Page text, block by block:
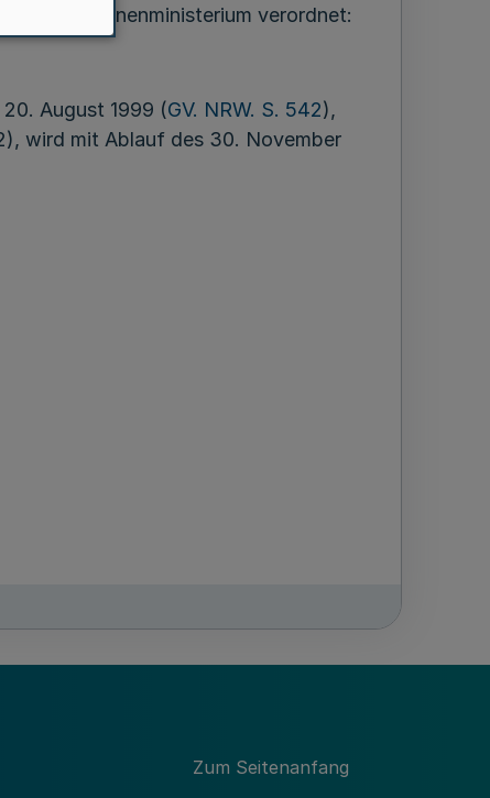
mit dem Innenministerium verordnet:
August 1999 (GV. NRW. S. 542),
wird mit Ablauf des 30. November
Zum Seitenanfang